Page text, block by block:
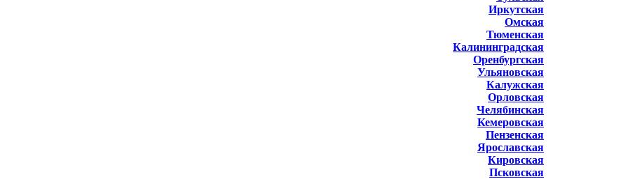
Иркутская
Омская
Тюменская
Калининградская
Оренбургская
Ульяновская
Калужская
Орловская
Челябинская
Кемеровская
Пензенская
Ярославская
Кировская
Псковская